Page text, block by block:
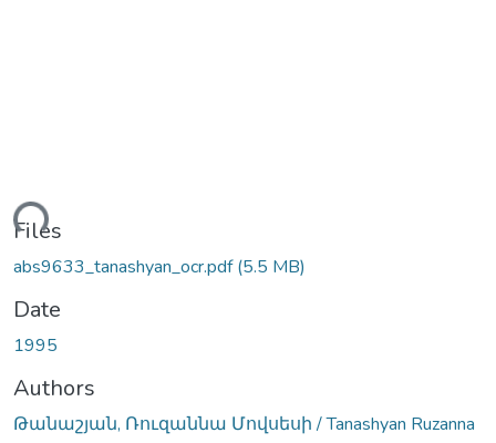
Files
abs9633_tanashyan_ocr.pdf(5.5 MB)
Date
1995
Authors
Թանաշյան, Ռուզաննա Մովսեսի / Tanashyan Ruzanna